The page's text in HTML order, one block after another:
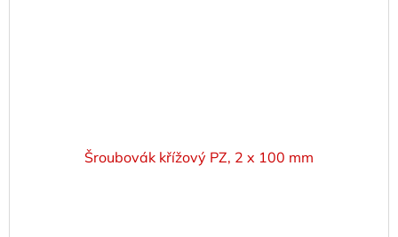
Šroubovák křížový PZ, 2 x 100 mm